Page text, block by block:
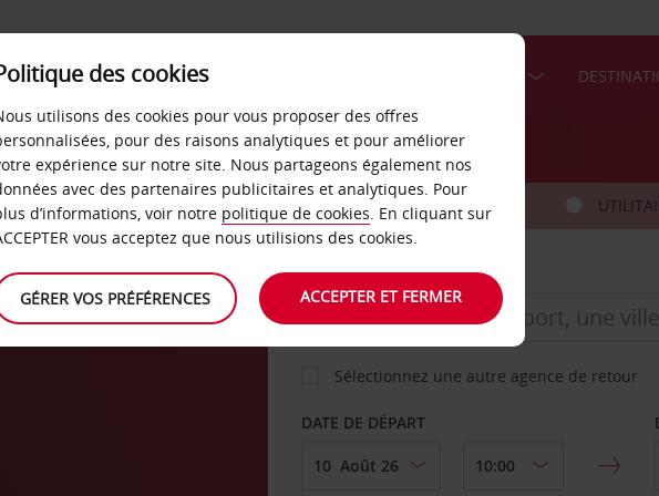
LIBRE-SERVICE
VOITURE
AGENCE DE DÉPART
Sélectionnez une autre agence de retour
DATE DE DÉPART
des cookies
utilisons des cookies pour vous proposer des offres
pour des raisons analytiques et pour améliorer
expérience sur notre site. Nous partageons également nos
avec des partenaires publicitaires et analytiques. Pour
d’informations, voir notre politique de cookies. En cliquant sur
vous acceptez que nous utilisions des cookies.
GÉRER VOS PRÉFÉRENCES ACCEPTER ET FERMER